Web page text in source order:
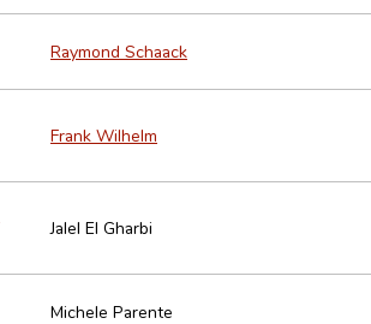
Raymond Schaack
Frank Wilhelm
Jalel El Gharbi
Michele Parente